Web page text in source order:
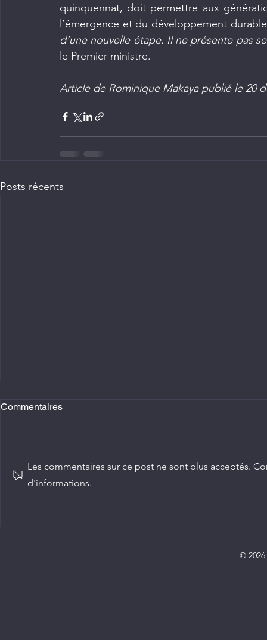
quinquennat, doit permettre aux
l’émergence et du développement
d’une nouvelle étape. Il ne présente pas
le Premier ministre.
Article de Rominique Makaya publié le 20
Posts récents
Commentaires
Les commentaires sur ce post ne sont plus acceptés.
d'informations.
©